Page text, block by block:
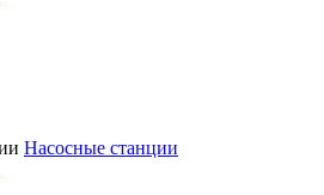
Насосные станции